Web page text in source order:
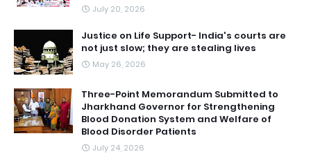
July 20, 2026
Justice on Life Support- India's courts are
not just slow; they are stealing lives
May 26, 2026
Three-Point Memorandum Submitted to
Jharkhand Governor for Strengthening
Blood Donation System and Welfare of
Blood Disorder Patients
July 24, 2026